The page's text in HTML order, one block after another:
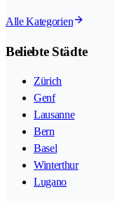
Alle Kategorien
Beliebte Städte
Zürich
Genf
Lausanne
Bern
Basel
Winterthur
Lugano